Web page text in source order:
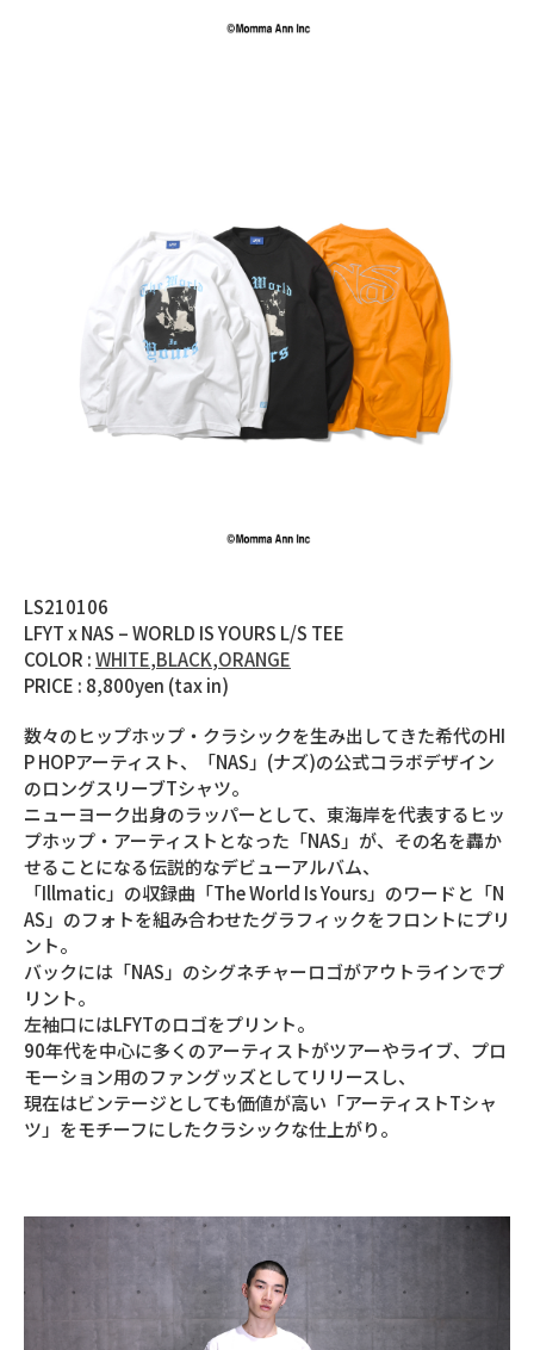
LS210106
LFYT x NAS – WORLD IS YOURS L/S TEE
COLOR :WHITE,BLACK,ORANGE
PRICE : 8,800yen (tax in)
数々のヒップホップ・クラシックを生み出してきた希代のHI
P HOPアーティスト、「NAS」(ナズ)の公式コラボデザイン
のロングスリーブTシャツ。
ニューヨーク出身のラッパーとして、東海岸を代表するヒッ
プホップ・アーティストとなった「NAS」が、その名を轟か
せることになる伝説的なデビューアルバム、
「Illmatic」の収録曲「The World Is Yours」のワードと「N
AS」のフォトを組み合わせたグラフィックをフロントにプリ
ント。
バックには「NAS」のシグネチャーロゴがアウトラインでプ
リント。
左袖口にはLFYTのロゴをプリント。
90年代を中心に多くのアーティストがツアーやライブ、プロ
モーション用のファングッズとしてリリースし、
現在はビンテージとしても価値が高い「アーティストTシャ
ツ」をモチーフにしたクラシックな仕上がり。